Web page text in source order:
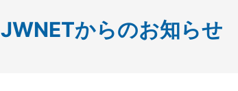
JWNETからのお知らせ